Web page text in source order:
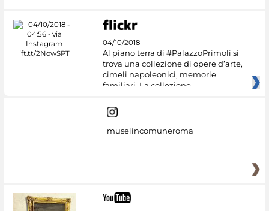
04/10/2018
Al piano terra di #PalazzoPrimoli si
trova una collezione di opere d’arte,
cimeli napoleonici, memorie
familiari. La collezione
museiincomuneroma